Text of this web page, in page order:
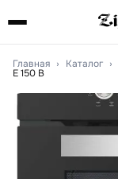
Главная › Каталог ›
E 150 B